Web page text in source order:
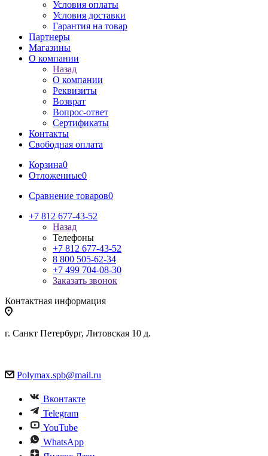
Условия оплаты
Условия доставки
Гарантия на товар
Партнеры
Магазины
О компании
Назад
О компании
Реквизиты
Возврат
Вопрос-ответ
Сертификаты
Контакты
Свободная оплата
Корзина0
Отложенные0
Сравнение товаров0
+7 812 677-43-52
Назад
Телефоны
+7 812 677-43-52
8 800 505-62-34
+7 499 704-08-30
Заказать звонок
Контактная информация
г. Санкт Петербург, Литовская 10 д.
Polymax.spb@mail.ru
Вконтакте
Telegram
YouTube
WhatsApp